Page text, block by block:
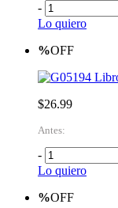
-
Lo quiero
%OFF
$26.99
Antes:
-
Lo quiero
%OFF